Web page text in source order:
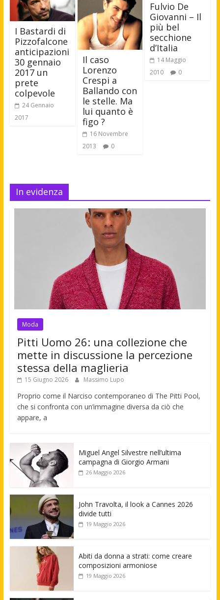
I Bastardi di
Pizzofalcone
anticipazioni
30 gennaio
2017 un
prete
colpevole
24 Gennaio
2017
Il caso
Lorenzo
Crespi a
Ballando con
le stelle. Ma
lui quanto è
figo ?
16 Novembre
2013
0
Fulvio De
Giovanni – Il
più bel
secchione
d’Italia
14 Maggio
2010
0
In evidenza
Moda
Pitti Uomo 26: una collezione che
mette in discussione la percezione
stessa della maglieria
15 Giugno 2026 Massimo Lupo
Proprio come il Narciso contemporaneo di The Pitti Pool,
che si confronta con un’immagine diversa da ciò che
appare, a
Miguel Angel Silvestre nell’ultima
campagna di Giorgio Armani
26 Maggio 2026
John Travolta, il look a Cannes 2026
divide tutti
19 Maggio 2026
Abiti da donna a strati: come creare
composizioni armoniose
19 Maggio 2026